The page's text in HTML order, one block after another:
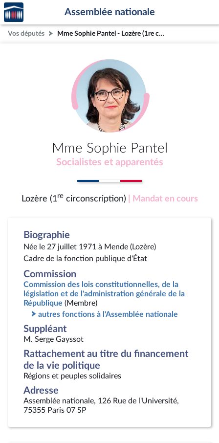
Aller au contenu
Aller en bas de la page
Accèder
à la
page
d'accueil
Assemblée nationale
Vos députés Mme Sophie Pantel - Lozère (1re circonscription)
Mme Sophie Pantel
Socialistes et apparentés
Lozère (1recirconscription) | Mandat en cours
Biographie
Née le 27 juillet 1971 à Mende (Lozère)
Cadre de la fonction publique d'État
Commission
Commission des lois constitutionnelles, de la
législation et de l'administration générale de la
République (Membre)
autres fonctions à l'Assemblée nationale
Suppléant
M. Serge Gayssot
Rattachement au titre du financement
de la vie politique
Régions et peuples solidaires
Adresse
Assemblée nationale, 126 Rue de l'Université,
75355 Paris 07 SP